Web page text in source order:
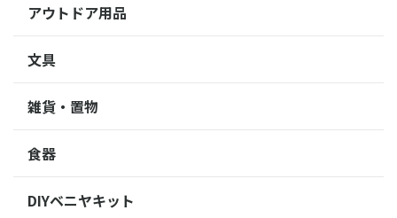
アウトドア用品
文具
雑貨・置物
食器
DIYベニヤキット